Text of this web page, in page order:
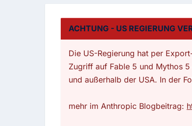
ACHTUNG - US REGIERUNG
Die US-Regierung hat per
Zugriff auf Fable 5 und Mythos
und außerhalb der USA. In der
mehr im Anthropic Blogbeitrag: